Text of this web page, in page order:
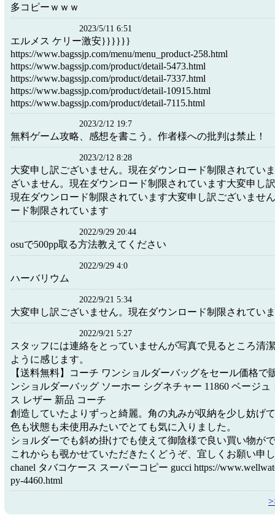
多コピーｗｗｗ
2023/5/11 6:51
エルメス ケリー激安}}}}}}
https://www.bagssjp.com/menu/menu_product-258.html
https://www.bagssjp.com/product/detail-5473.html
https://www.bagssjp.com/product/detail-7337.html
https://www.bagssjp.com/product/detail-10915.html
https://www.bagssjp.com/product/detail-7115.html
2023/2/12 19:7
無料ゲーム攻略、感想を書こう。作者様への批判は禁止！
2023/2/12 8:28
大変申し訳ございません。現在ダウンロード制限されてい
ざいません。現在ダウンロード制限されています大変申し
現在ダウンロード制限されています大変申し訳ございませ
ード制限されています
2022/9/29 20:44
osuで500pp取る方法教えてください
2022/9/29 4:0
ハーバリウム
2022/9/21 5:34
大変申し訳ございません。現在ダウンロード制限されてい
2022/9/21 5:27
スタッフには連絡をとっていませんが写真で見るところ清
ように感じます。
【送料無料】コーチ ワンショルダーバッグをセール価格で
ンショルダーバッグ ソーホー シグネチャー 11860 ベージュ
ス レザー 新品 コーチ
創造していたよりずっと綺麗。角の丸みが収納を少し妨げ
色も状態も未使用みたいでとても気に入りました。
ショルダーでも斜め掛けでも使えて御陰様で良い買い物が
これからも覗かせていただきたくどうぞ、宜しくお願い申
chanel タバコケース スーパーコピー gucci https://
py-4460.html